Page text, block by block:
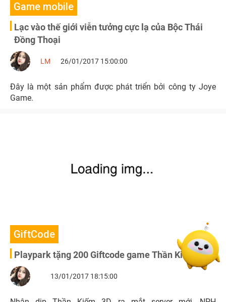
Game mobile
Lạc vào thế giới viễn tưởng cực lạ của Bộc Thái
Đồng Thoại
LM 26/01/2017 15:00:00
Đây là một sản phẩm được phát triển bởi công ty Joye
Game.
GiftCode
Playpark tặng 200 Giftcode game Thần Kiếm 3D
13/01/2017 18:15:00